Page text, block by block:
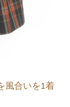
風合いを1着